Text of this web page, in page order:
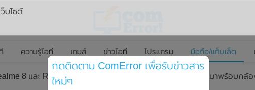
ความรู้ไอที เกมส์ ข่าวไอที โปรแกรม มือถือ/แท็บเล็ต
8 และ Realme 8 Pro อย่างเป็นทางการในประเทศอินเดีย มาพร้อมกล้
บไซต์
กดติดตาม ComError เพื่อรับข่าวสาร
ใหม่ๆ